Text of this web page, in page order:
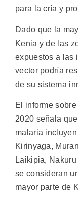
para la cría y
Dado que la
Kenia y de las
expuestos a las
vector podría
de su sistema
El informe
2020 señala
malaria
Kirinyaga,
Laikipia,
se consideran
mayor parte de